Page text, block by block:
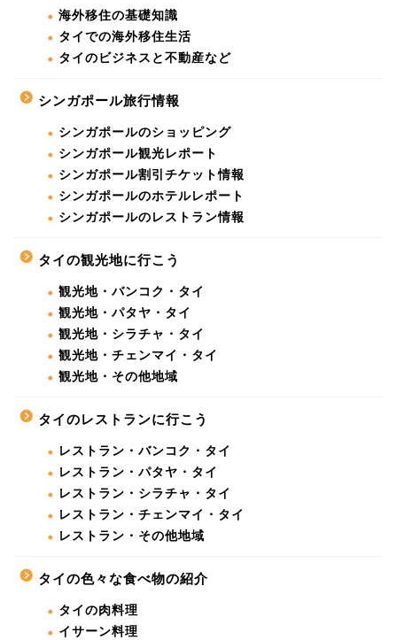
海外移住の基礎知識
タイでの海外移住生活
タイのビジネスと不動産など
シンガポール旅行情報
シンガポールのショッピング
シンガポール観光レポート
シンガポール割引チケット情報
シンガポールのホテルレポート
シンガポールのレストラン情報
タイの観光地に行こう
観光地・バンコク・タイ
観光地・パタヤ・タイ
観光地・シラチャ・タイ
観光地・チェンマイ・タイ
観光地・その他地域
タイのレストランに行こう
レストラン・バンコク・タイ
レストラン・パタヤ・タイ
レストラン・シラチャ・タイ
レストラン・チェンマイ・タイ
レストラン・その他地域
タイの色々な食べ物の紹介
タイの肉料理
イサーン料理